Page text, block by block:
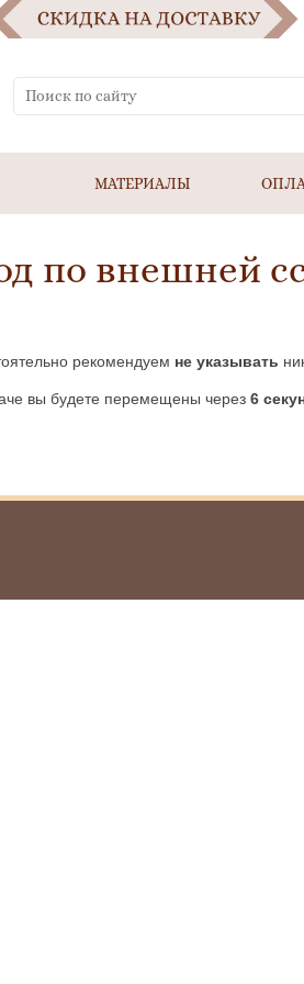
МАТЕРИАЛЫ
по внешней
рекомендуем не указывать
вы будете перемещены через 5